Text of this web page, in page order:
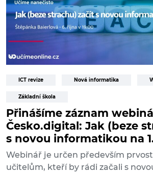
ICT revize Nová informatika
Základní škola
Přinášíme záznam
Česko.digital: Jak (beze
s novou informatikou na
Webinář je určen především
učitelům, kteří by rádi začali s